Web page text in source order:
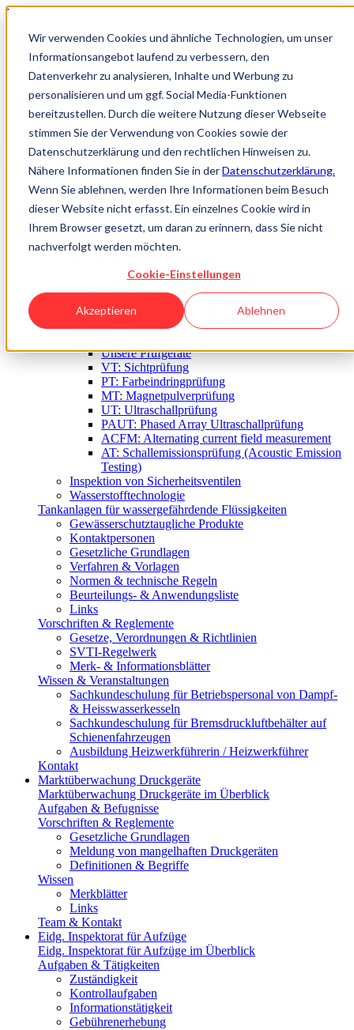
Wir verwenden Cookies und ähnliche Technologien, um unser
Informationsangebot laufend zu verbessern, den
Datenverkehr zu analysieren, Inhalte und Werbung zu
personalisieren und um ggf. Social Media-Funktionen
bereitzustellen. Durch die weitere Nutzung dieser Webseite
stimmen Sie der Verwendung von Cookies sowie der
Datenschutzerklärung und den rechtlichen Hinweisen zu.
Nähere Informationen finden Sie in derDatenschutzerklärung.
Wenn Sie ablehnen, werden Ihre Informationen beim Besuch
dieser Website nicht erfasst. Ein einzelnes Cookie wird in
Ihrem Browser gesetzt, um daran zu erinnern, dass Sie nicht
nachverfolgt werden möchten.
Cookie-Einstellungen
Akzeptieren Ablehnen
Direkt zum Inhalt
Über uns
Akademie
Wissen
Kontakt
Kesselinspektorat
Kesselinspektorat im Überblick
Aufgaben & Tätigkeiten
Inspektion an Druckgeräten
Anmeldung für die Inspektion im Stillstand
Inspektion während des Betriebes
Abmeldung eines Druckgerätes
Instandsetzungen & Änderungen
Gefährdungsbeurteilung
Unsere Prüfgeräte
VT: Sichtprüfung
PT: Farbeindringprüfung
MT: Magnetpulverprüfung
UT: Ultraschallprüfung
PAUT: Phased Array Ultraschallprüfung
ACFM: Alternating current field measurement
AT: Schallemissionsprüfung (Acoustic Emission
Testing)
Inspektion von Sicherheitsventilen
Wasserstofftechnologie
Tankanlagen für wassergefährdende Flüssigkeiten
Gewässerschutztaugliche Produkte
Kontaktpersonen
Gesetzliche Grundlagen
Verfahren & Vorlagen
Normen & technische Regeln
Beurteilungs- & Anwendungsliste
Links
Vorschriften & Reglemente
Gesetze, Verordnungen & Richtlinien
SVTI-Regelwerk
Merk- & Informationsblätter
Wissen & Veranstaltungen
Sachkundeschulung für Betriebspersonal von Dampf-
& Heisswasserkesseln
Sachkundeschulung für Bremsdruckluftbehälter auf
Schienenfahrzeugen
Ausbildung Heizwerkführerin / Heizwerkführer
Kontakt
Marktüberwachung Druckgeräte
Marktüberwachung Druckgeräte im Überblick
Aufgaben & Befugnisse
Vorschriften & Reglemente
Gesetzliche Grundlagen
Meldung von mangelhaften Druckgeräten
Definitionen & Begriffe
Wissen
Merkblätter
Links
Team & Kontakt
Eidg. Inspektorat für Aufzüge
Eidg. Inspektorat für Aufzüge im Überblick
Aufgaben & Tätigkeiten
Zuständigkeit
Kontrollaufgaben
Informationstätigkeit
Gebührenerhebung